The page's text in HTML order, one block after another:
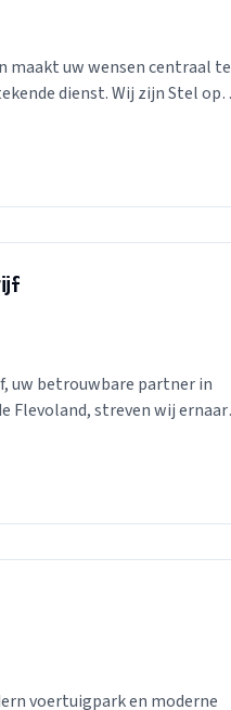
maakt uw wensen centraal te
dienst. Wij zijn Stel op
uw betrouwbare partner in
Flevoland, streven wij ernaar
voertuigpark en moderne